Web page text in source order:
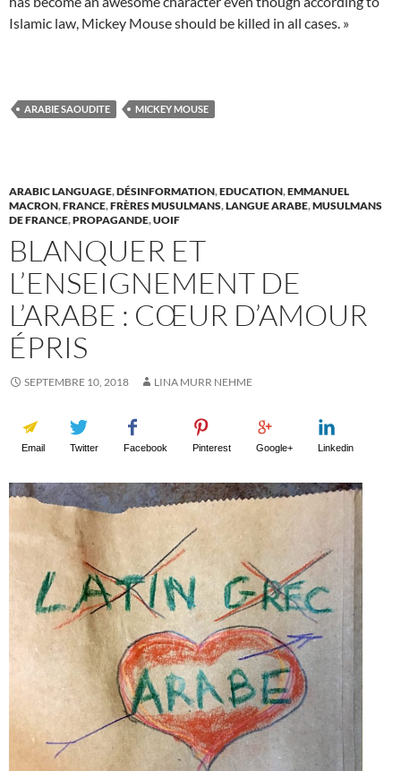
Islamic law, Mickey Mouse should be killed in all cases. »
ARABIE SAOUDITE MICKEY MOUSE
ARABIC LANGUAGE,DÉSINFORMATION,EDUCATION,EMMANUEL
MACRON,FRANCE,FRÈRES MUSULMANS,LANGUE ARABE,MUSULMANS
DE FRANCE,PROPAGANDE,UOIF
BLANQUER ET
L’ENSEIGNEMENT DE
L’ARABE : CŒUR D’AMOUR
ÉPRIS
SEPTEMBRE 10, 2018 LINA MURR NEHME
Email Twitter Facebook Pinterest Google+ Linkedin